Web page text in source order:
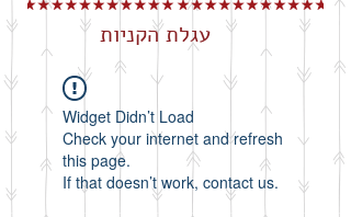
עגלת הקניות
Widget Didn’t Load
Check your internet and refresh
this page.
If that doesn’t work, contact us.